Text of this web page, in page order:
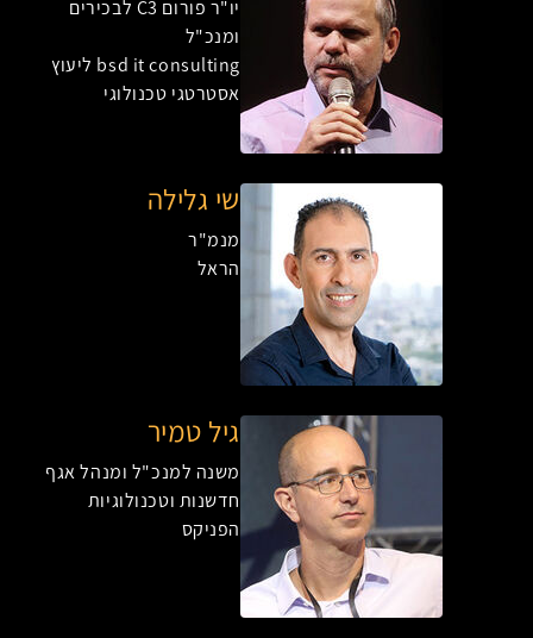
יו"ר פורום C3 לבכירים
ומנכ"ל
bsd it consulting ליעוץ
אסטרטגי טכנולוגי
שי גלילה
מנמ"ר
הראל
גיל טמיר
משנה למנכ"ל ומנהל אגף
חדשנות וטכנולוגיות
הפניקס